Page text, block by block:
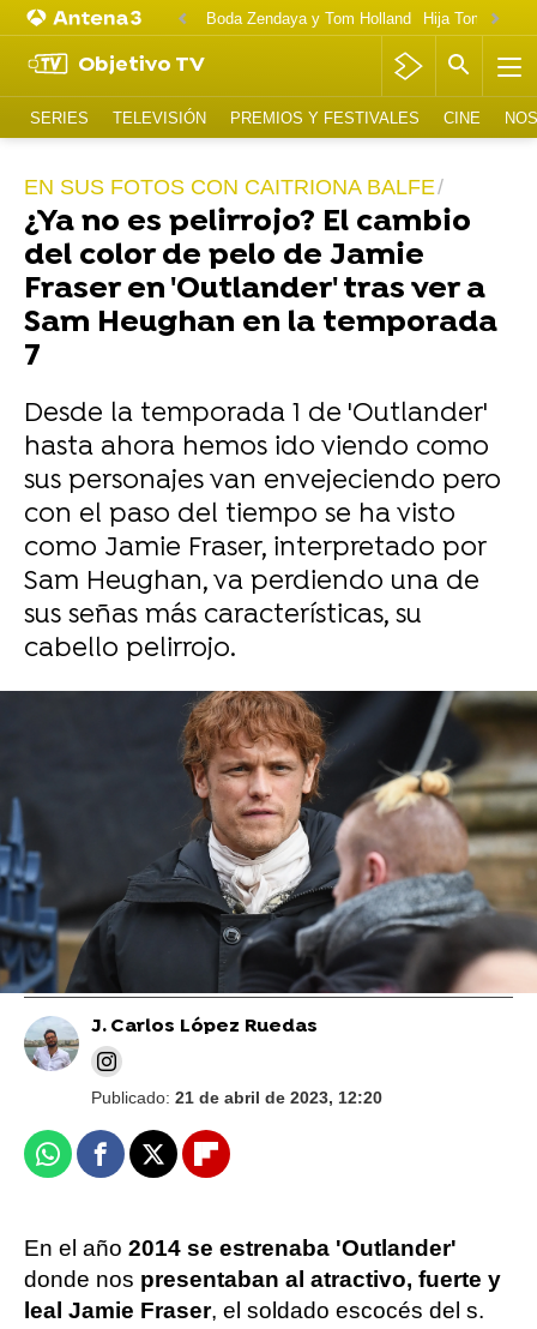
Boda Zendaya y Tom Holland Hija Tom
Objetivo TV
SERIES TELEVISIÓN PREMIOS Y FESTIVALES CINE
EN SUS FOTOS CON CAITRIONA BALFE
¿Ya no es pelirrojo? El cambio
del color de pelo de Jamie
Fraser en 'Outlander' tras ver a
Sam Heughan en la temporada
7
Desde la temporada 1 de 'Outlander'
hasta ahora hemos ido viendo como
sus personajes van envejeciendo pero
con el paso del tiempo se ha visto
como Jamie Fraser, interpretado por
Sam Heughan, va perdiendo una de
sus señas más características, su
cabello pelirrojo.
La reacción de Sam Heughan y Caitriona
Balfe tras confirmar el final de 'Outlander'
Sam Heughan se sintió traicionado por este
desnudo en 'Outlander': "La toma del pene fue
J. Carlos López Ruedas
Publicado: 21 de abril de 2023, 12:20
WhatsappFacebook
X Flipboard
En el año 2014 se estrenaba 'Outlander'
donde nos presentaban al atractivo, fuerte y
leal Jamie Fraser, el soldado escocés del s.